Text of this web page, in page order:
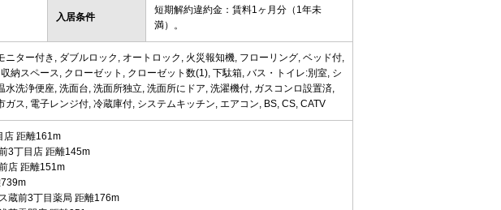
入居条件
短期解約違約金：賃料1ヶ月分（1年未
満）。
ニター付き, ダブルロック, オートロック, 火災報知機, フローリング, ベッド付,
納スペース, クローゼット, クローゼット数(1), 下駄箱, バス・トイレ:別室, シ
水洗浄便座, 洗面台, 洗面所独立, 洗面所にドア, 洗濯機付, ガスコンロ設置済,
ス, 電子レンジ付, 冷蔵庫付, システムキッチン, エアコン, BS, CS, CATV
店 距離161m
3丁目店 距離145m
店 距離151m
蔵前3丁目薬局 距離176m